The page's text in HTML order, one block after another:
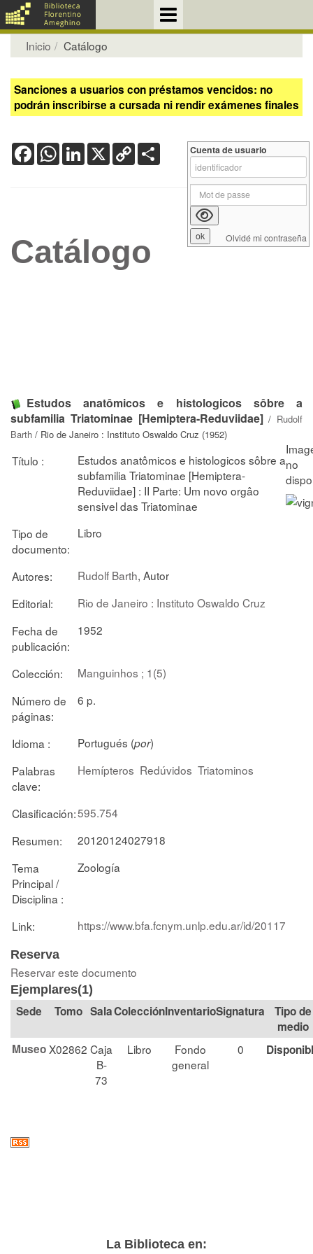
Inicio Catálogo
Sanciones a usuarios con préstamos vencidos: no
podrán inscribirse a cursada ni rendir exámenes finales
FacebookWhatsApp
LinkedIn
X Copy
Link
Catálogo
Estudos anatômicos e histologicos sôbre a
subfamilia Triatominae [Hemiptera-Reduviidae]/ Rudolf
Barth / Rio de Janeiro : Instituto Oswaldo Cruz (1952)
Título :
Estudos anatômicos e histologicos sôbre a
subfamilia Triatominae [Hemiptera-
Reduviidae] : II Parte: Um novo orgâo
sensivel das Triatominae
Tipo de
documento:
Libro
Autores: Rudolf Barth, Autor
Editorial:
Rio de Janeiro : Instituto Oswaldo Cruz
Fecha de
publicación:
1952
Colección:
Manguinhos ; 1(5)
Número de
páginas:
6 p.
Idioma : Portugués (por)
Palabras
clave:
Hemípteros Redúvidos Triatominos
Clasificación:595.754
Resumen:
20120124027918
Tema
Principal /
Disciplina :
Zoología
Link: https://www.bfa.fcnym.unlp.edu.ar/id/20117
Reserva
Reservar este documento
Ejemplares(1)
Tomo SalaColección Signatura
Tipo de
medio
MuseoX02862 Caja
B-
73
Libro
Fondo
general
0
Cuenta de usuario
Olvidé mi contraseña
La Biblioteca en: